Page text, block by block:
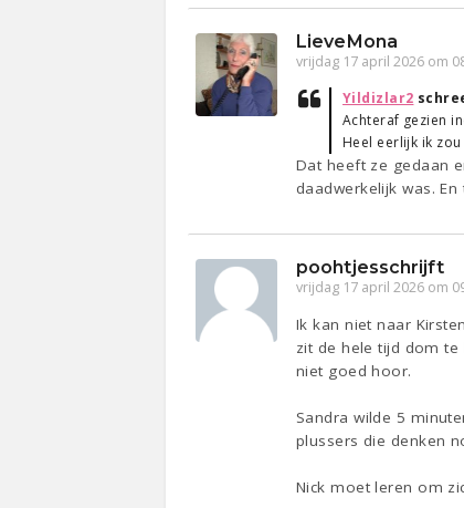
LieveMona
vrijdag 17 april 2026 om
Yildizlar2
Achteraf gezien
Heel eerlijk ik
Dat heeft ze gedaan
daadwerkelijk was.
poohtjesschrijft
vrijdag 17 april 2026 om
Ik kan niet naar
zit de hele tijd dom
niet goed hoor.
Sandra wilde 5
plussers die denken
Nick moet leren om